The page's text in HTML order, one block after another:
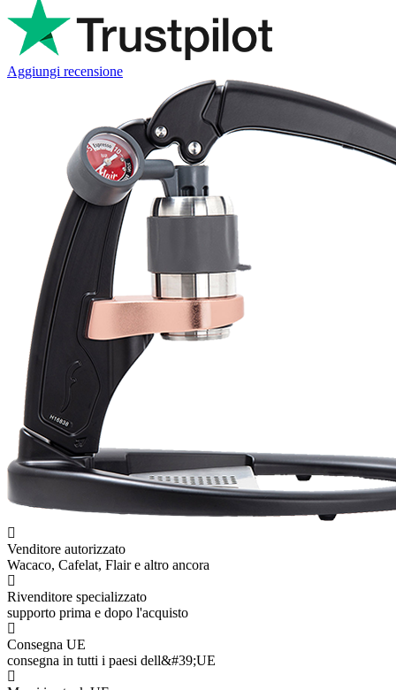
Aggiungi recensione
Venditore autorizzato
Wacaco, Cafelat, Flair e altro ancora
Rivenditore specializzato
supporto prima e dopo l'acquisto
Consegna UE
consegna in tutti i paesi dell&#39;UE